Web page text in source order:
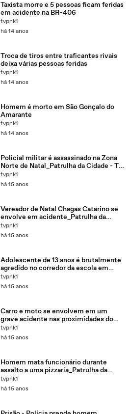
Taxista morre e 5 pessoas ficam feridas
em acidente na BR-406
tvpnk1
há 14 anos
Troca de tiros entre traficantes rivais
deixa várias pessoas feridas
tvpnk1
há 14 anos
Homem é morto em São Gonçalo do
Amarante
tvpnk1
há 14 anos
Policial militar é assassinado na Zona
Norte de Natal_Patrulha da Cidade - TV
Ponta Negra
tvpnk1
há 15 anos
Vereador de Natal Chagas Catarino se
envolve em acidente_Patrulha da
Cidade - TV Ponta Negra
tvpnk1
há 15 anos
Adolescente de 13 anos é brutalmente
agredido no corredor da escola em
Natal_Patrulha da Cidade - TV Ponta
Negra
tvpnk1
há 15 anos
Carro e moto se envolvem em um
grave acidente nas proximidades do
Aeroporto Augusto Severo_Patrulha da
Cidade - TV Ponta Negra
tvpnk1
há 15 anos
Homem mata funcionário durante
assalto a uma pizzaria_Patrulha da
Cidade - TV Ponta Negra
tvpnk1
há 15 anos